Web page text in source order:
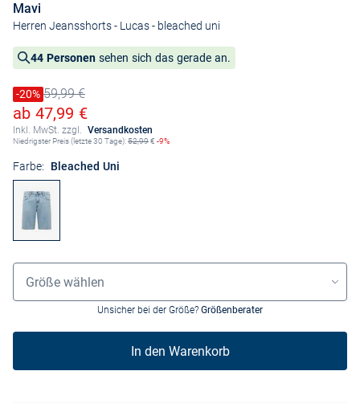
Mavi
Herren Jeansshorts - Lucas- bleached uni
44 Personen sehen sich das gerade an.
Preis reduziert um
-20%
Alter Preis59,99 €
Ermäßigter Preis
ab 47,99 €
Inkl. MwSt. zzgl. Versandkosten
Niedrigster Preis (letzte 30 Tage):52,99€ -9%
Farbe: Bleached Uni
Grössenauswahl
Größe wählen
Unsicher bei der Größe? Größenberater
In den Warenkorb